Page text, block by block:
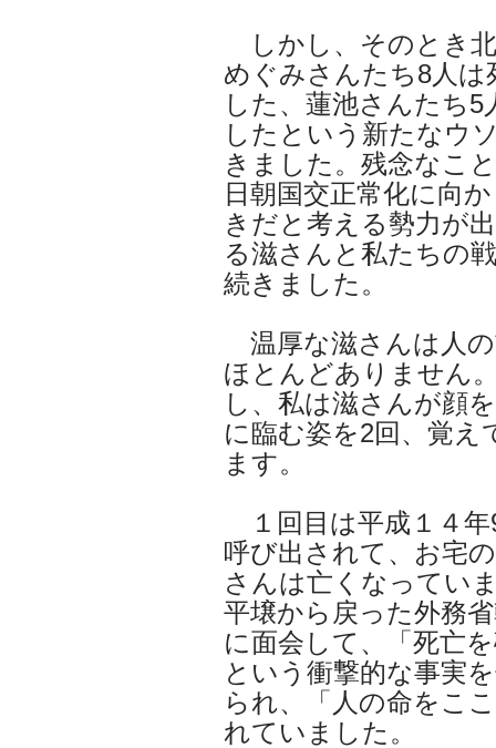
しかし、そのとき
めぐみさんたち8人は
した、蓮池さんたち
したという新たなウ
きました。残念なこ
日朝国交正常化に向
きだと考える勢力が
る滋さんと私たちの
続きました。
温厚な滋さんは人
ほとんどありません
し、私は滋さんが顔
に臨む姿を2回、覚え
ます。
１回目は平成１４年
呼び出されて、お宅
さんは亡くなってい
平壌から戻った外務
に面会して、「死亡
という衝撃的な事実
られ、「人の命をこ
れていました。